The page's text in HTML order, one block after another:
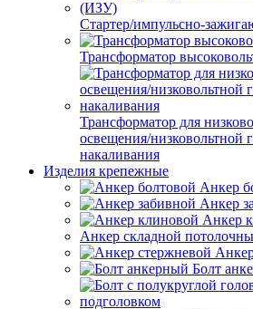
Стартер/импульсно-
Трансформатор
Трансформатор для
освещения/низковольтной
накаливания
Изделия крепежные
Анкер
Анкер
Анкер
Анкер складной
Болт